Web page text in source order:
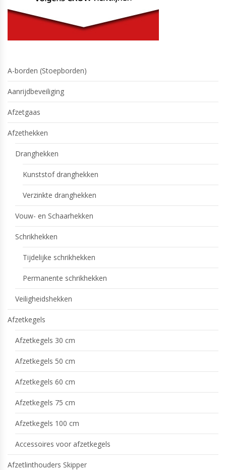
A-borden (Stoepborden)
Aanrijdbeveiliging
Afzetgaas
Afzethekken
Dranghekken
Kunststof dranghekken
Verzinkte dranghekken
Vouw- en Schaarhekken
Schrikhekken
Tijdelijke schrikhekken
Permanente schrikhekken
Veiligheidshekken
Afzetkegels
Afzetkegels 30 cm
Afzetkegels 50 cm
Afzetkegels 60 cm
Afzetkegels 75 cm
Afzetkegels 100 cm
Accessoires voor afzetkegels
Afzetlinthouders Skipper